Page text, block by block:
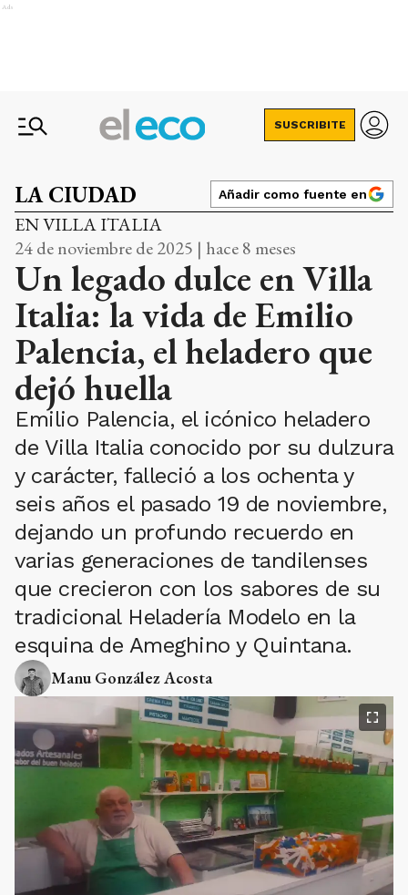
Ads
SUSCRIBITE
LA CIUDAD Añadir como fuente en
EN VILLA ITALIA
24 de noviembre de 2025 | hace 8 meses
Un legado dulce en Villa
Italia: la vida de Emilio
Palencia, el heladero que
dejó huella
Emilio Palencia, el icónico heladero
de Villa Italia conocido por su dulzura
y carácter, falleció a los ochenta y
seis años el pasado 19 de noviembre,
dejando un profundo recuerdo en
varias generaciones de tandilenses
que crecieron con los sabores de su
tradicional Heladería Modelo en la
esquina de Ameghino y Quintana.
Manu González Acosta